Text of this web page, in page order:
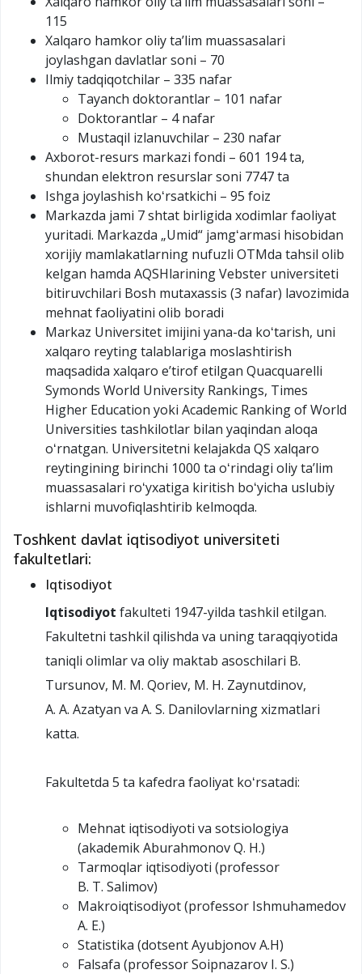
115
Xalqaro hamkor oliy taʼlim muassasalari
joylashgan davlatlar soni – 70
Ilmiy tadqiqotchilar – 335 nafar
Tayanch doktorantlar – 101 nafar
Doktorantlar – 4 nafar
Mustaqil izlanuvchilar – 230 nafar
Axborot-resurs markazi fondi – 601 194 ta,
shundan elektron resurslar soni 7747 ta
Ishga joylashish koʻrsatkichi – 95 foiz
Markazda jami 7 shtat birligida xodimlar faoliyat
yuritadi. Markazda „Umid“ jamgʻarmasi hisobidan
xorijiy mamlakatlarning nufuzli OTMda tahsil olib
kelgan hamda AQSHlarining Vebster universiteti
bitiruvchilari Bosh mutaxassis (3 nafar) lavozimida
mehnat faoliyatini olib boradi
Markaz Universitet imijini yana-da koʻtarish, uni
xalqaro reyting talablariga moslashtirish
maqsadida xalqaro eʼtirof etilgan Quacquarelli
Symonds World University Rankings, Times
Higher Education yoki Academic Ranking of World
Universities tashkilotlar bilan yaqindan aloqa
oʻrnatgan. Universitetni kelajakda QS xalqaro
reytingining birinchi 1000 ta oʻrindagi oliy taʼlim
muassasalari roʻyxatiga kiritish boʻyicha uslubiy
ishlarni muvofiqlashtirib kelmoqda.
Toshkent davlat iqtisodiyot universiteti
fakultetlari:
Iqtisodiyot
Iqtisodiyot fakulteti 1947-yilda tashkil etilgan.
Fakultetni tashkil qilishda va uning taraqqiyotida
taniqli olimlar va oliy maktab asoschilari B.
Tursunov, M. M. Qoriev, M. H. Zaynutdinov,
A. A. Azatyan va A. S. Danilovlarning xizmatlari
katta.
Fakultetda 5 ta kafedra faoliyat koʻrsatadi:
Mehnat iqtisodiyoti va sotsiologiya
(akademik Aburahmonov Q. H.)
Tarmoqlar iqtisodiyoti (professor
B. T. Salimov)
Makroiqtisodiyot (professor Ishmuhamedov
A. E.)
Statistika (dotsent Ayubjonov A.H)
Falsafa (professor Soipnazarov I. S.)